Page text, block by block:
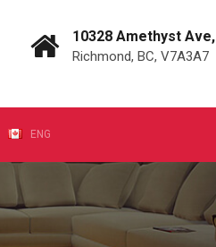
10328 Amethyst Ave,
Richmond, BC, V7A3A7
ENG